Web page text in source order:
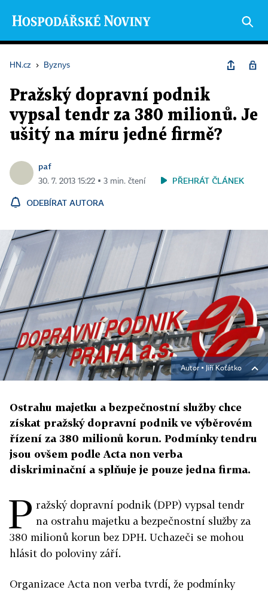
HN.cz › Byznys
Pražský dopravní podnik
vypsal tendr za 380 milionů. Je
ušitý na míru jedné firmě?
paf
30. 7. 2013 15:22 ▪ 3 min. čtení PŘEHRÁT ČLÁNEK
ODEBÍRAT AUTORA
Autor ▪ Jiří Koťátko
Ostrahu majetku a bezpečnostní služby chce
získat pražský dopravní podnik ve výběrovém
řízení za 380 milionů korun. Podmínky tendru
jsou ovšem podle Acta non verba
diskriminační a splňuje je pouze jedna firma.
P ražský dopravní podnik (DPP) vypsal tendr
na ostrahu majetku a bezpečnostní služby za
380 milionů korun bez DPH. Uchazeči se mohou
hlásit do poloviny září.
Organizace Acta non verba tvrdí, že podmínky